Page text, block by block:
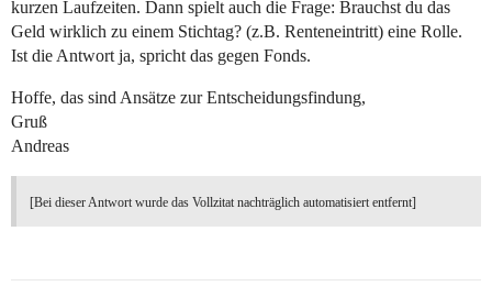
kurzen Laufzeiten. Dann spielt auch die Frage: Brauchst du das
Geld wirklich zu einem Stichtag? (z.B. Renteneintritt) eine Rolle.
Ist die Antwort ja, spricht das gegen Fonds.
Hoffe, das sind Ansätze zur Entscheidungsfindung,
Gruß
Andreas
[Bei dieser Antwort wurde das Vollzitat nachträglich automatisiert entfernt]